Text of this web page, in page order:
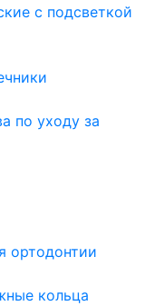
с подсветкой
по уходу за
ортодонтии
кольца